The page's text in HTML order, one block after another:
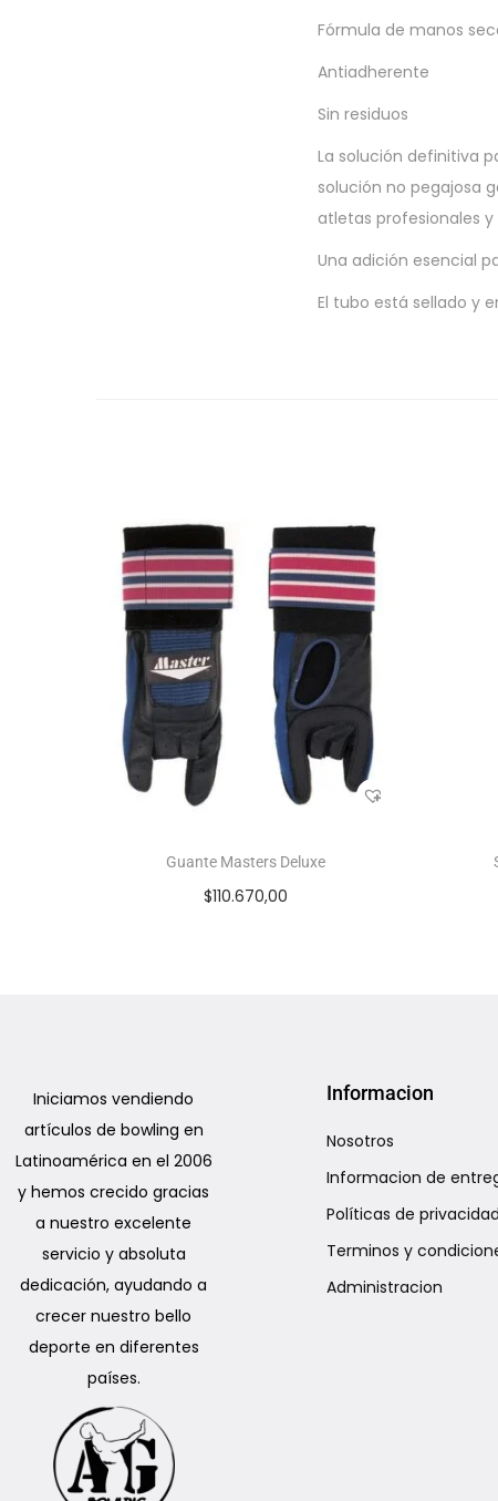
Fórmula de manos
Antiadherente
Sin residuos
La solución definitiva
solución no pegajosa
atletas profesionales
Una adición esencial
El tubo está sellado y
Guante Masters Deluxe
$110.670,00
Iniciamos vendiendo
artículos de bowling en
Latinoamérica en el 2006
y hemos crecido gracias
a nuestro excelente
servicio y absoluta
dedicación, ayudando a
crecer nuestro bello
deporte en diferentes
países.
Informacion
Nosotros
Informacion de
Políticas de privacidad
Terminos y
Administracion